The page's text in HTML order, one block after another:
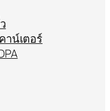
าน์เตอร์